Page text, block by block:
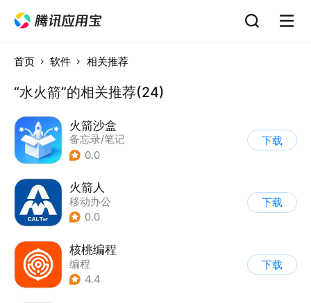
首页 软件 相关推荐
“水火箭”的相关推荐(24)
火箭沙盒
备忘录/笔记
0.0
下载
火箭人
移动办公
0.0
下载
核桃编程
编程
4.4
下载